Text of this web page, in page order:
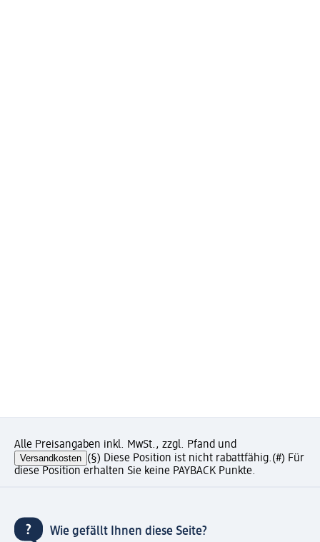
Alle Preisangaben inkl. MwSt., zzgl. Pfand und
Versandkosten (§) Diese Position ist nicht rabattfähig.(#) Für
diese Position erhalten Sie keine PAYBACK Punkte.
Wie gefällt Ihnen diese Seite?